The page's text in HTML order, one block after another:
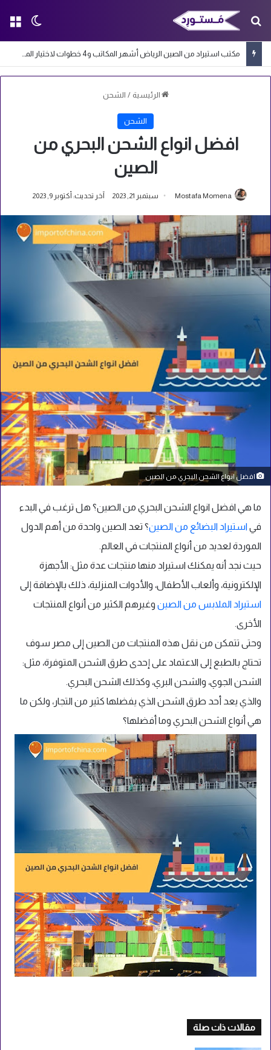
الوضع بحث عن
مكتب استيراد من الصين الرياض أشهر المكاتب و4 خطوات لاختيار المكتب المناسب
الرئيسية / الشحن
الشحن
افضل انواع الشحن البحري من
الصين
Mostafa Momena سبتمبر 21, 2023 آخر تحديث: أكتوبر 9, 2023
افضل انواع الشحن البحري من الصين
ما هي افضل انواع الشحن البحري من الصين؟ هل ترغب في البدء
فياستيراد البضائع من الصين؟ تعد الصين واحدة من أهم الدول
الموردة لعديد من أنواع المنتجات في العالم.
حيث نجد أنه يمكنك استيراد منها منتجات عدة مثل: الأجهزة
الإلكترونية، وألعاب الأطفال، والأدوات المنزلية، ذلك بالإضافة إلى
استيراد الملابس من الصين وغيرهم الكثير من أنواع المنتجات
الأخرى.
وحتى تتمكن من نقل هذه المنتجات من الصين إلى مصر سوف
تحتاج بالطبع إلى الاعتماد على إحدى طرق الشحن المتوفرة، مثل:
الشحن الجوي، والشحن البري، وكذلك الشحن البحري.
والذي يعد أحد طرق الشحن الذي يفضلها كثير من التجار، ولكن ما
هي أنواع الشحن البحري وما أفضلها؟
مقالات ذات صلة